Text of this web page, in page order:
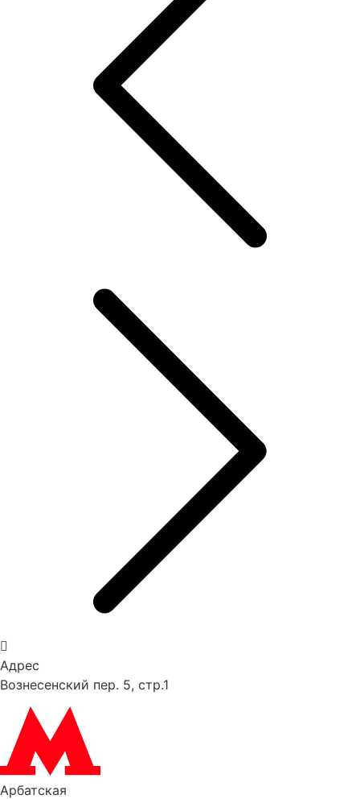
Адрес
Вознесенский пер. 5, стр.1
Арбатская